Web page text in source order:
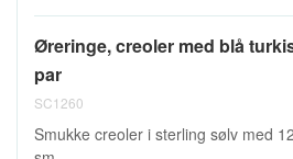
Øreringe, creoler med blå
par
SC1260
Smukke creoler i sterling sølv med